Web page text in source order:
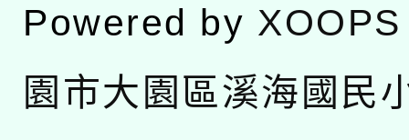
Powered by XOOPS
園市大園區溪海國民